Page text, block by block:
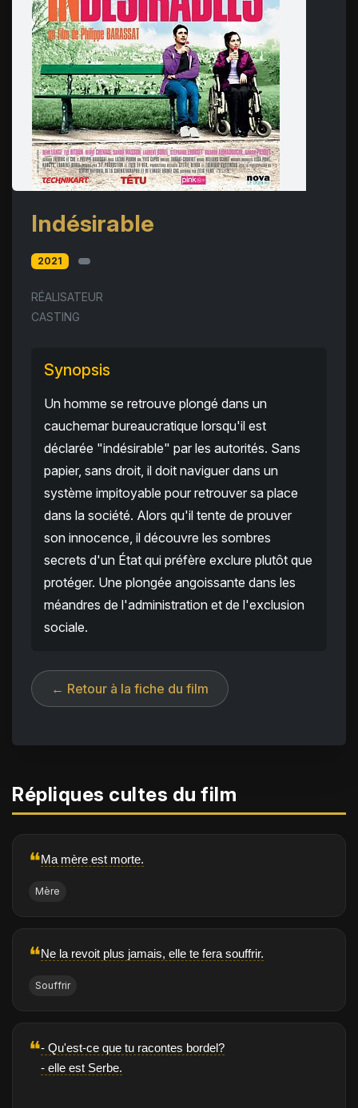
Indésirable
2021
RÉALISATEUR
CASTING
Synopsis
Un homme se retrouve plongé dans un
cauchemar bureaucratique lorsqu'il est
déclarée "indésirable" par les autorités. Sans
papier, sans droit, il doit naviguer dans un
système impitoyable pour retrouver sa place
dans la société. Alors qu'il tente de prouver
son innocence, il découvre les sombres
secrets d'un État qui préfère exclure plutôt que
protéger. Une plongée angoissante dans les
méandres de l'administration et de l'exclusion
sociale.
← Retour à la fiche du film
Répliques cultes du film
❝Ma mère est morte.
Mère
❝Ne la revoit plus jamais, elle te fera souffrir.
Souffrir
❝- Qu'est-ce que tu racontes bordel?
- elle est Serbe.